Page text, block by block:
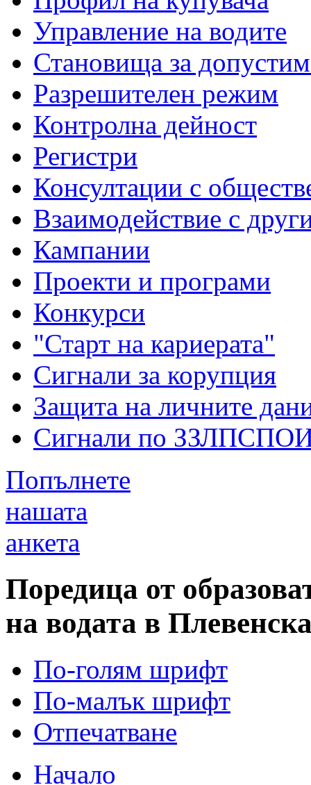
Управление на водите
Становища за
Разрешителен режим
Контролна дейност
Регистри
Консултации с
Взаимодействие с
Кампании
Проекти и програми
Конкурси
"Старт на кариерата"
Сигнали за корупция
Защита на личните
Сигнали по
Попълнете
нашата
анкета
Поредица от
на водата в
По-голям шрифт
По-малък шрифт
Отпечатване
Начало